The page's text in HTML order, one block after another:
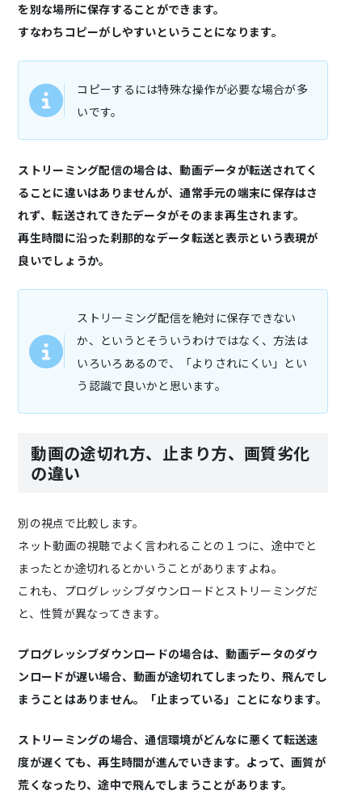
を別な場所に保存することができます。
すなわちコピーがしやすいということになります。
コピーするには特殊な操作が必要な場合が多
いです。
ストリーミング配信の場合は、動画データが転送されてく
ることに違いはありませんが、通常手元の端末に保存はさ
れず、転送されてきたデータがそのまま再生されます。
再生時間に沿った刹那的なデータ転送と表示という表現が
良いでしょうか。
ストリーミング配信を絶対に保存できない
か、というとそういうわけではなく、方法は
いろいろあるので、「よりされにくい」とい
う認識で良いかと思います。
動画の途切れ方、止まり方、画質劣化
の違い
別の視点で比較します。
ネット動画の視聴でよく言われることの１つに、途中でと
まったとか途切れるとかいうことがありますよね。
これも、プログレッシブダウンロードとストリーミングだ
と、性質が異なってきます。
プログレッシブダウンロードの場合は、動画データのダウ
ンロードが遅い場合、動画が途切れてしまったり、飛んでし
まうことはありません。「止まっている」ことになります。
ストリーミングの場合、通信環境がどんなに悪くて転送速
度が遅くても、再生時間が進んでいきます。よって、画質が
荒くなったり、途中で飛んでしまうことがあります。